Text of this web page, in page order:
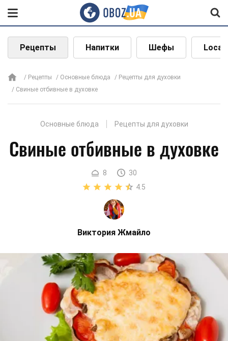
Рецепты Напитки Шефы Local
Рецепты Основные блюда
Рецепты для духовки
Свиные отбивные в духовке
Основные блюда Рецепты для духовки
Свиные отбивные в духовке
8
30
4.5
Виктория Жмайло